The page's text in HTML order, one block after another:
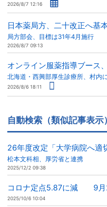
2026/8/7 12:16
日本薬局方、二十改正へ基
局方部会、目標は31年4月施行
2026/8/7 09:13
オンライン服薬指導ブース
北海道・西興部厚生診療所、村内
2026/8/6 18:11
自動検索（類似記事表示）
26年度改定「大学病院へ適
松本文科相、厚労省と連携
2025/12/2 09:38
コロナ定点5.87に減 9月
2025/10/6 10:04